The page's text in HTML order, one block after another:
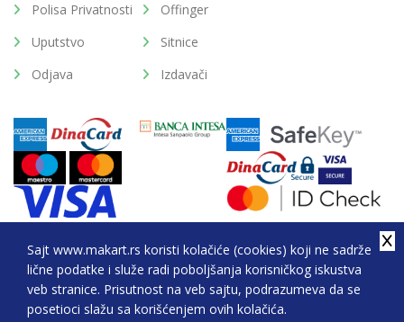
Sajt www.makart.rs koristi kolačiće (cookies) koji ne sadrže
lične podatke i služe radi poboljšanja korisničkog iskustva
veb stranice. Prisutnost na veb sajtu, podrazumeva da se
posetioci slažu sa korišćenjem ovih kolačića.
Polisa Privatnosti
Uputstvo
Odjava
Offinger
Sitnice
Izdavači
2026. All Rights Reserved © Makart.rs - MAKART DOO
BEOGRAD (NOVI BEOGRAD), PIB: 105184104, MB: